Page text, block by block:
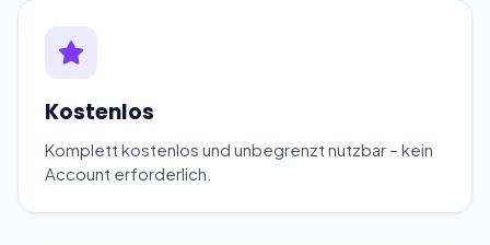
Kostenlos
Komplett kostenlos und unbegrenzt nutzbar – kein
Account erforderlich.